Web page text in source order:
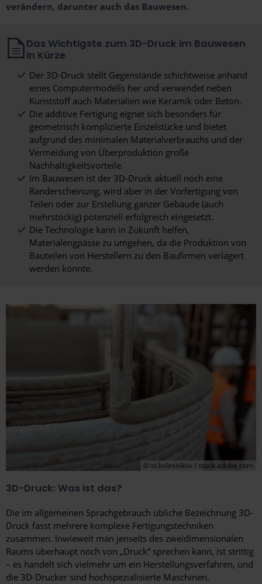
verändern, darunter auch das Bauwesen.
Das Wichtigste zum 3D-Druck im Bauwesen
in Kürze
Der 3D-Druck stellt Gegenstände schichtweise anhand
eines Computermodells her und verwendet neben
Kunststoff auch Materialien wie Keramik oder Beton.
Die additive Fertigung eignet sich besonders für
geometrisch komplizierte Einzelstücke und bietet
aufgrund des minimalen Materialverbrauchs und der
Vermeidung von Überproduktion große
Nachhaltigkeitsvorteile.
Im Bauwesen ist der 3D-Druck aktuell noch eine
Randerscheinung, wird aber in der Vorfertigung von
Teilen oder zur Erstellung ganzer Gebäude (auch
mehrstöckig) potenziell erfolgreich eingesetzt.
Die Technologie kann in Zukunft helfen,
Materialengpässe zu umgehen, da die Produktion von
Bauteilen von Herstellern zu den Baufirmen verlagert
werden könnte.
© st.kolesnikov / stock.adobe.com
3D-Druck: Was ist das?
Die im allgemeinen Sprachgebrauch übliche Bezeichnung 3D-
Druck fasst mehrere komplexe Fertigungstechniken
zusammen. Inwieweit man jenseits des zweidimensionalen
Raums überhaupt noch von „Druck“ sprechen kann, ist strittig
– es handelt sich vielmehr um ein Herstellungsverfahren, und
die 3D-Drucker sind hochspezialisierte Maschinen.